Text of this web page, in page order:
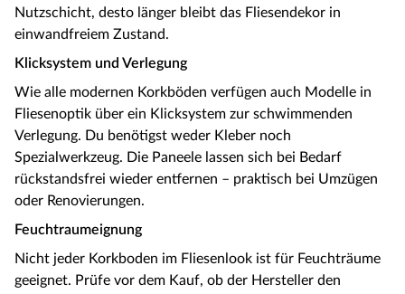
Nutzschicht, desto länger bleibt das Fliesendekor in
einwandfreiem Zustand.
Klicksystem und Verlegung
Wie alle modernen Korkböden verfügen auch Modelle in
Fliesenoptik über ein Klicksystem zur schwimmenden
Verlegung. Du benötigst weder Kleber noch
Spezialwerkzeug. Die Paneele lassen sich bei Bedarf
rückstandsfrei wieder entfernen – praktisch bei Umzügen
oder Renovierungen.
Feuchtraumeignung
Nicht jeder Korkboden im Fliesenlook ist für Feuchträume
geeignet. Prüfe vor dem Kauf, ob der Hersteller den